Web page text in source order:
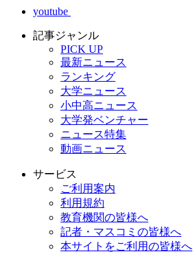
youtube
記事ジャンル
PICK UP
最新ニュース
ランキング
大学ニュース
小中高ニュース
大学発ベンチャー
ニュース特集
動画ニュース
サービス
ご利用案内
利用規約
教育機関の皆様へ
記者・マスコミの皆様へ
本サイトをご利用の皆様へ